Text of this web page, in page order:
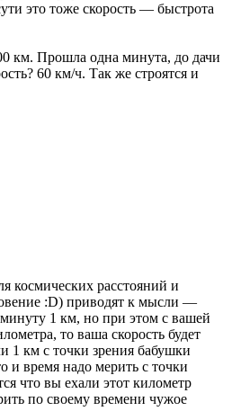
это тоже скорость — быстрота
км. Прошла одна минута, до дачи
60 км/ч. Так же строятся и
космических расстояний и
:D) приводят к мысли —
1 км, но при этом с вашей
то ваша скорость будет
1 км с точки зрения бабушки
и время надо мерить с точки
что вы ехали этот километр
по своему времени чужое